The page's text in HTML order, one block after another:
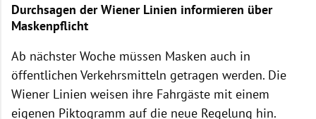
Durchsagen der Wiener Linien informieren über
Maskenpflicht
Ab nächster Woche müssen Masken auch in
öffentlichen Verkehrsmitteln getragen werden. Die
Wiener Linien weisen ihre Fahrgäste mit einem
eigenen Piktogramm auf die neue Regelung hin.